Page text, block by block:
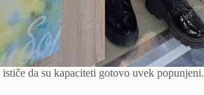
da su kapaciteti gotovo uvek popunjeni.